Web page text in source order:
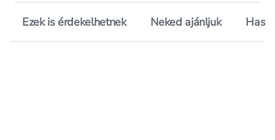
Ezek is érdekelhetnek Neked ajánljuk